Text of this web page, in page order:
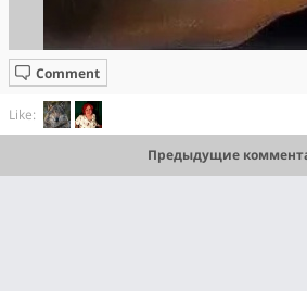
Comment
Like:
Предыдущие